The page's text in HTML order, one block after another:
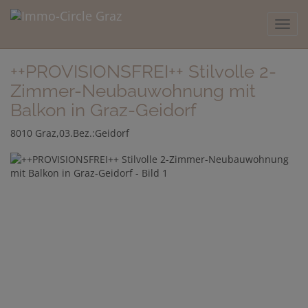
++PROVISIONSFREI++ Stilvolle 2-
Zimmer-Neubauwohnung mit
Balkon in Graz-Geidorf
8010 Graz,03.Bez.:Geidorf